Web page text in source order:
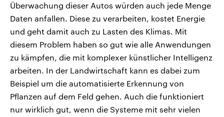
Überwachung dieser Autos würden auch jede Menge
Daten anfallen. Diese zu verarbeiten, kostet Energie
und geht damit auch zu Lasten des Klimas. Mit
diesem Problem haben so gut wie alle Anwendungen
zu kämpfen, die mit komplexer künstlicher Intelligenz
arbeiten. In der Landwirtschaft kann es dabei zum
Beispiel um die automatisierte Erkennung von
Pflanzen auf dem Feld gehen. Auch die funktioniert
nur wirklich gut, wenn die Systeme mit sehr vielen